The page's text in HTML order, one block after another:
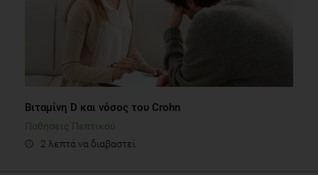
Βιταμίνη D και νόσος του Crohn
Παθήσεις Πεπτικού
2 λεπτά να διαβαστεί